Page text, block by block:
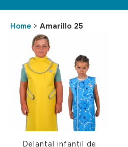
Home > Amarillo 25
Delantal infantil de